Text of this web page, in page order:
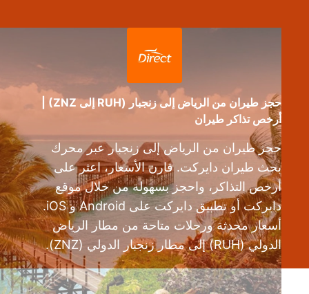
حجز طيران من الرياض إلى زنجبار (RUH إلى ZNZ) |
أرخص تذاكر طيران
حجز طيران من الرياض إلى زنجبار عبر محرك
بحث طيران دايركت. قارن الأسعار، اعثر على
أرخص التذاكر، واحجز بسهولة من خلال موقع
دايركت أو تطبيق دايركت على Android و iOS.
أسعار محدثة ورحلات متاحة من مطار الرياض
الدولي (RUH) إلى مطار زنجبار الدولي (ZNZ).